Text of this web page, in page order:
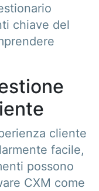
chiave del
cliente
facile,
possono
CXM come